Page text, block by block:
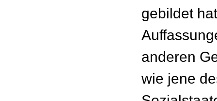
gebildet
anderen
wie jene